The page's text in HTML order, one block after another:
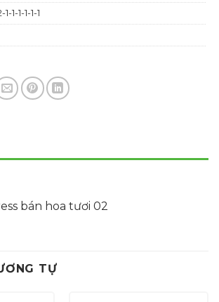
1-1-1-1-1-1
bán hoa tươi 02
TỰ